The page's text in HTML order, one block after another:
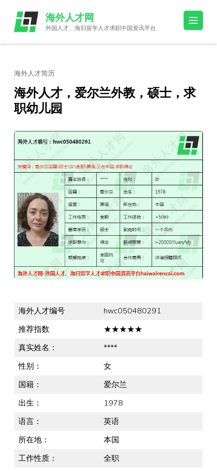
content
(Press
海外人才网
外国人才、海归留学人才求职中国资讯平台
海外人才简历
海外人才，爱尔兰外教，硕士，求
职幼儿园
海外人才编号
hwc050480291
推荐指数
★★★★★
真实姓名：
****
性别：
女
国籍：
爱尔兰
出生：
1978
语言：
英语
所在地：
本国
工作性质：
全职